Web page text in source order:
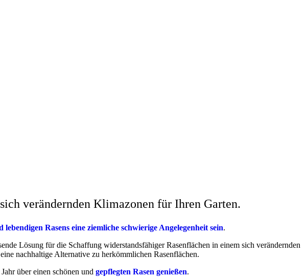
verändernden Klimazonen für Ihren Garten.
Rasens eine ziemliche schwierige Angelegenheit sein.
Lösung für die Schaffung widerstandsfähiger Rasenflächen in einem sich verändernden
nachhaltige Alternative zu herkömmlichen Rasenflächen.
über einen schönen und gepflegten Rasen genießen.